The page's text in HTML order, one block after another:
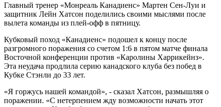
Главный тренер «Монреаль Канадиенс» Мартен Сен-Луи и
защитник Лейн Хатсон поделились своими мыслями после
вылета команды из плей-офф в пятницу.
Кубковый поход «Канадиенс» подошел к концу после
разгромного поражения со счетом 1:6 в пятом матче финала
Восточной конференции против «Каролины Харрикейнз».
Эта неудача продлила серию канадского клуба без побед в
Кубке Стэнли до 33 лет.
«Я горжусь нашей командой», - сказал Хатсон, размышляя о
поражении. «С нетерпением жду возможности начать этот